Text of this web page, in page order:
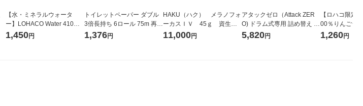
【水・ミネラルウォータ
ー】LOHACO Water 410ml
1箱（20本入）ラベルレス
1,450円
トイレットペーパー ダブル
3倍長持ち 6ロール 75m 再生
紙配合 スコッティフラワー
1,376円
HAKU（ハク） メラノフォ
ーカスＩＶ 45ｇ 資生
堂 おまけ付き
11,000円
アタックゼロ（Attack ZER
O) ドラム式専用 詰め替え メ
ガジャンボ 2300g 1セット
5,820円
【ロハコ限定
00％りんごジ
箱（18本入）
1,260円